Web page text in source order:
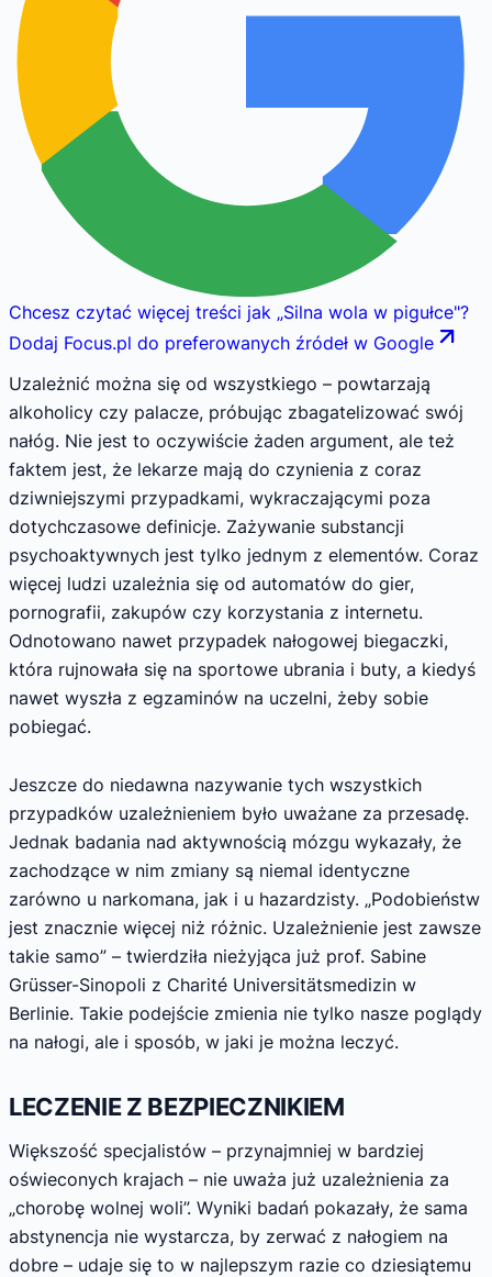
Chcesz czytać więcej treści jak „Silna wola w pigułce"?
Dodaj Focus.pl do preferowanych źródeł w Google
Uzależnić można się od wszystkiego – powtarzają
alkoholicy czy palacze, próbując zbagatelizować swój
nałóg. Nie jest to oczywiście żaden argument, ale też
faktem jest, że lekarze mają do czynienia z coraz
dziwniejszymi przypadkami, wykraczającymi poza
dotychczasowe definicje. Zażywanie substancji
psychoaktywnych jest tylko jednym z elementów. Coraz
więcej ludzi uzależnia się od automatów do gier,
pornografii, zakupów czy korzystania z internetu.
Odnotowano nawet przypadek nałogowej biegaczki,
która rujnowała się na sportowe ubrania i buty, a kiedyś
nawet wyszła z egzaminów na uczelni, żeby sobie
pobiegać.
Jeszcze do niedawna nazywanie tych wszystkich
przypadków uzależnieniem było uważane za przesadę.
Jednak badania nad aktywnością mózgu wykazały, że
zachodzące w nim zmiany są niemal identyczne
zarówno u narkomana, jak i u hazardzisty. „Podobieństw
jest znacznie więcej niż różnic. Uzależnienie jest zawsze
takie samo” – twierdziła nieżyjąca już prof. Sabine
Grüsser-Sinopoli z Charité Universitätsmedizin w
Berlinie. Takie podejście zmienia nie tylko nasze poglądy
na nałogi, ale i sposób, w jaki je można leczyć.
LECZENIE Z BEZPIECZNIKIEM
Większość specjalistów – przynajmniej w bardziej
oświeconych krajach – nie uważa już uzależnienia za
„chorobę wolnej woli”. Wyniki badań pokazały, że sama
abstynencja nie wystarcza, by zerwać z nałogiem na
dobre – udaje się to w najlepszym razie co dziesiątemu